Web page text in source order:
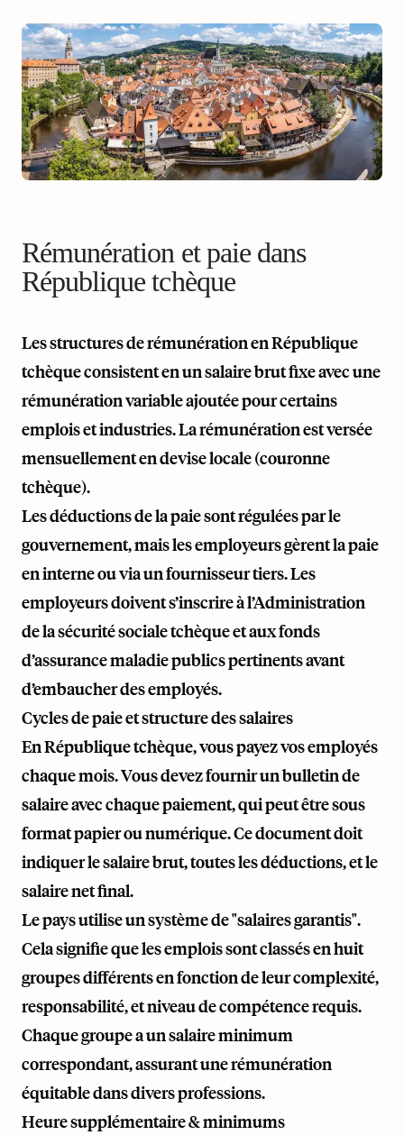
Rémunération et paie dans
République tchèque
Les structures de rémunération en République
tchèque consistent en un salaire brut fixe avec une
rémunération variable ajoutée pour certains
emplois et industries. La rémunération est versée
mensuellement en devise locale (couronne
tchèque).
Les déductions de la paie sont régulées par le
gouvernement, mais les employeurs gèrent la paie
en interne ou via un fournisseur tiers. Les
employeurs doivent s’inscrire à l’Administration
de la sécurité sociale tchèque et aux fonds
d’assurance maladie publics pertinents avant
d’embaucher des employés.
Cycles de paie et structure des salaires
En République tchèque, vous payez vos employés
chaque mois. Vous devez fournir un bulletin de
salaire avec chaque paiement, qui peut être sous
format papier ou numérique. Ce document doit
indiquer le salaire brut, toutes les déductions, et le
salaire net final.
Le pays utilise un système de "salaires garantis".
Cela signifie que les emplois sont classés en huit
groupes différents en fonction de leur complexité,
responsabilité, et niveau de compétence requis.
Chaque groupe a un salaire minimum
correspondant, assurant une rémunération
équitable dans divers professions.
Heure supplémentaire & minimums